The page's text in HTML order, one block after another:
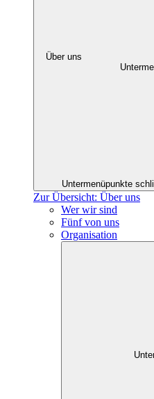
Über uns
Untermenüpunkte
Zur Übersicht: Über uns
Wer wir sind
Fünf von uns
Organisation